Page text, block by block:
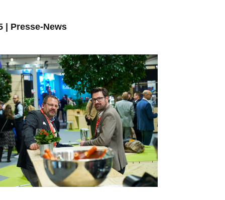
Presse-News